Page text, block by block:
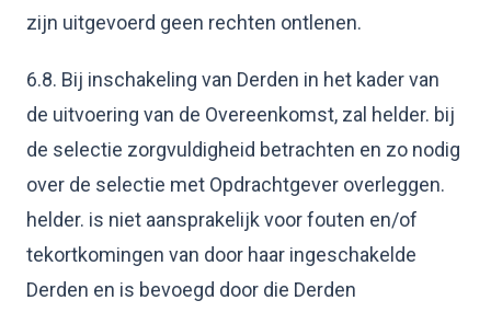
zijn uitgevoerd geen rechten ontlenen.
6.8. Bij inschakeling van Derden in het kader van
de uitvoering van de Overeenkomst, zal helder. bij
de selectie zorgvuldigheid betrachten en zo nodig
over de selectie met Opdrachtgever overleggen.
helder. is niet aansprakelijk voor fouten en/of
tekortkomingen van door haar ingeschakelde
Derden en is bevoegd door die Derden